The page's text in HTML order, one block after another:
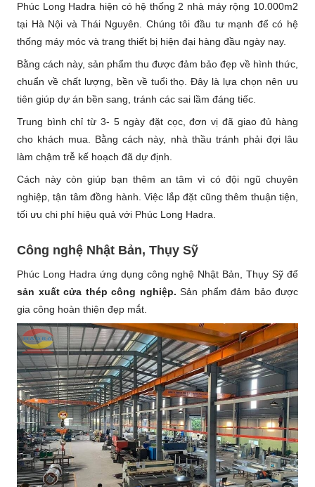
Phúc Long Hadra hiện có hệ thống 2 nhà máy rộng 10.000m2
tại Hà Nội và Thái Nguyên. Chúng tôi đầu tư mạnh để có hệ
thống máy móc và trang thiết bị hiện đại hàng đầu ngày nay.
Bằng cách này, sản phẩm thu được đảm bảo đẹp về hình thức,
chuẩn về chất lượng, bền về tuổi thọ. Đây là lựa chọn nên ưu
tiên giúp dự án bền sang, tránh các sai lầm đáng tiếc.
Trung bình chỉ từ 3- 5 ngày đặt cọc, đơn vị đã giao đủ hàng
cho khách mua. Bằng cách này, nhà thầu tránh phải đợi lâu
làm chậm trễ kế hoạch đã dự định.
Cách này còn giúp bạn thêm an tâm vì có đội ngũ chuyên
nghiệp, tận tâm đồng hành. Việc lắp đặt cũng thêm thuận tiện,
tối ưu chi phí hiệu quả với Phúc Long Hadra.
Công nghệ Nhật Bản, Thụy Sỹ
Phúc Long Hadra ứng dụng công nghệ Nhật Bản, Thụy Sỹ để
sản xuất cửa thép công nghiệp. Sản phẩm đảm bảo được
gia công hoàn thiện đẹp mắt.